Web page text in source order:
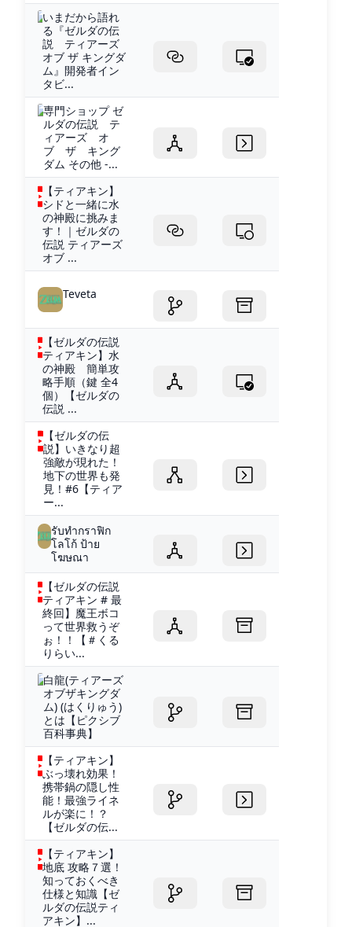
いまだから語れ
る『ゼルダの伝
説 ティアーズ
オブ ザ キングダ
ム』開発者イン
タビ...
専門ショップ ゼ
ルダの伝説 テ
ィアーズ オ
ブ ザ キング
ダム その他 -...
【ティアキン】
シドと一緒に水
の神殿に挑みま
す！｜ゼルダの
伝説 ティアーズ
オブ ...
Teveta
【ゼルダの伝説
ティアキン】水
の神殿 簡単攻
略手順（鍵 全4
個）【ゼルダの
伝説 ...
【ゼルダの伝
説】いきなり超
強敵が現れた！
地下の世界も発
見！#6【ティア
ー...
รับทำกราฟิก
โลโก้ ป้าย
โฆษณา
【ゼルダの伝説
ティアキン # 最
終回】魔王ボコ
って世界救うぞ
ぉ！！【＃くる
りらい...
白龍(ティアーズ
オブザキングダ
ム) (はくりゅう)
とは【ピクシブ
百科事典】
【ティアキン】
ぶっ壊れ効果！
携帯鍋の隠し性
能！最強ライネ
ルが楽に！？
【ゼルダの伝...
【ティアキン】
地底 攻略７選！
知っておくべき
仕様と知識【ゼ
ルダの伝説ティ
アキン】...